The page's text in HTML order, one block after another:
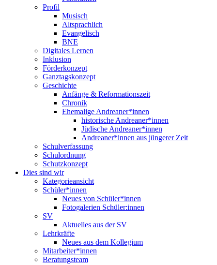
Profil
Musisch
Altsprachlich
Evangelisch
BNE
Digitales Lernen
Inklusion
Förderkonzept
Ganztagskonzept
Geschichte
Anfänge & Reformationszeit
Chronik
Ehemalige Andreaner*innen
historische Andreaner*innen
Jüdische Andreaner*innen
Andreaner*innen aus jüngerer Zeit
Schulverfassung
Schulordnung
Schutzkonzept
Dies sind wir
Kategorieansicht
Schüler*innen
Neues von Schüler*innen
Fotogalerien Schüler:innen
SV
Aktuelles aus der SV
Lehrkräfte
Neues aus dem Kollegium
Mitarbeiter*innen
Beratungsteam